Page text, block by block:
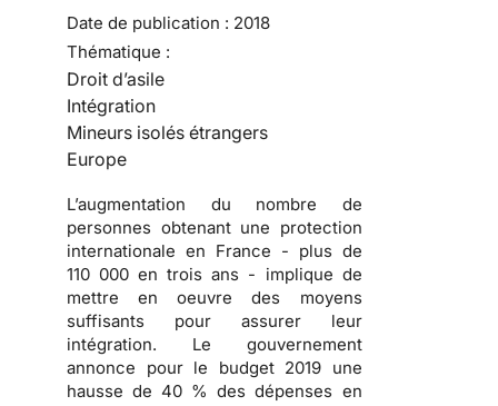
Date de publication : 2018
Thématique :
Droit d’asile
Intégration
Mineurs isolés étrangers
Europe
L’augmentation du nombre de
personnes obtenant une protection
internationale en France - plus de
110 000 en trois ans - implique de
mettre en oeuvre des moyens
suffisants pour assurer leur
intégration. Le gouvernement
annonce pour le budget 2019 une
hausse de 40 % des dépenses en